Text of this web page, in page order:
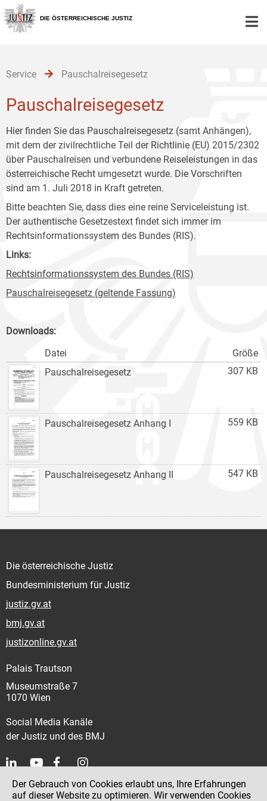
Zur
Hauptnavigation
[1]
Zum
Inhalt
[2]
Zum
Untermenü
[3]
DIE ÖSTERREICHISCHE JUSTIZ
Service Pauschalreisegesetz
Pauschalreisegesetz
Hier finden Sie das Pauschalreisegesetz (samt Anhängen),
mit dem der zivilrechtliche Teil der Richtlinie (EU) 2015/2302
über Pauschalreisen und verbundene Reiseleistungen in das
österreichische Recht umgesetzt wurde. Die Vorschriften
sind am 1. Juli 2018 in Kraft getreten.
Bitte beachten Sie, dass dies eine reine Serviceleistung ist.
Der authentische Gesetzestext findet sich immer im
Rechtsinformationssystem des Bundes (RIS).
Links:
Rechtsinformationssystem des Bundes (RIS)
Pauschalreisegesetz (geltende Fassung)
Downloads:
Größe
Datei
307 KB
Pauschalreisegesetz
559 KB
Pauschalreisegesetz Anhang I
547 KB
Pauschalreisegesetz Anhang II
Die österreichische Justiz
Bundesministerium für Justiz
justiz.gv.at
bmj.gv.at
justizonline.gv.at
Palais Trautson
Museumstraße 7
1070 Wien
Social Media Kanäle
der Justiz und des BMJ
Kontakt
Der Gebrauch von Cookies erlaubt uns, Ihre Erfahrungen
auf dieser Website zu optimieren. Wir verwenden Cookies